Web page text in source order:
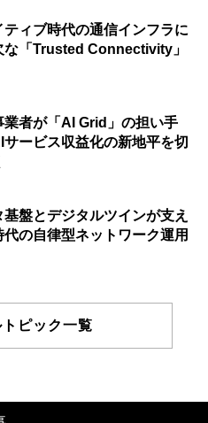
ティブ時代の通信インフラに
な「Trusted Connectivity」
業者が「AI Grid」の担い手
ービス収益化の新地平を切
基盤とデジタルツインが支え
代の自律型ネットワーク運用
ピック一覧